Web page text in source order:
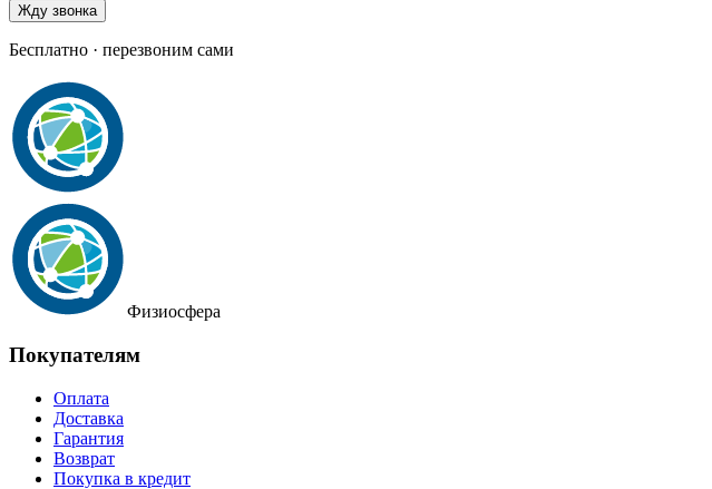
Жду звонка
Бесплатно · перезвоним сами
Физиосфера
Покупателям
Оплата
Доставка
Гарантия
Возврат
Покупка в кредит